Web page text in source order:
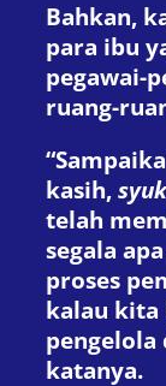
Bahkan,
para ibu
pegawai-
ruang-
kasih,
telah
segala
proses
kalau
pengelola
katanya.